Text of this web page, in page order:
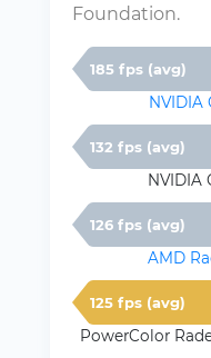
Foundation.
185 fps (avg)
NVIDIA
132 fps (avg)
NVIDIA
126 fps (avg)
AMD
125 fps (avg)
PowerColor